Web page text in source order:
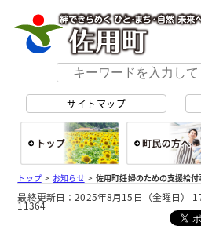
サイトマップ
総合トップ
トップ> お知らせ>佐用町妊婦のための支援給付
最終更新日：2025年8月15日（金曜日）
11364